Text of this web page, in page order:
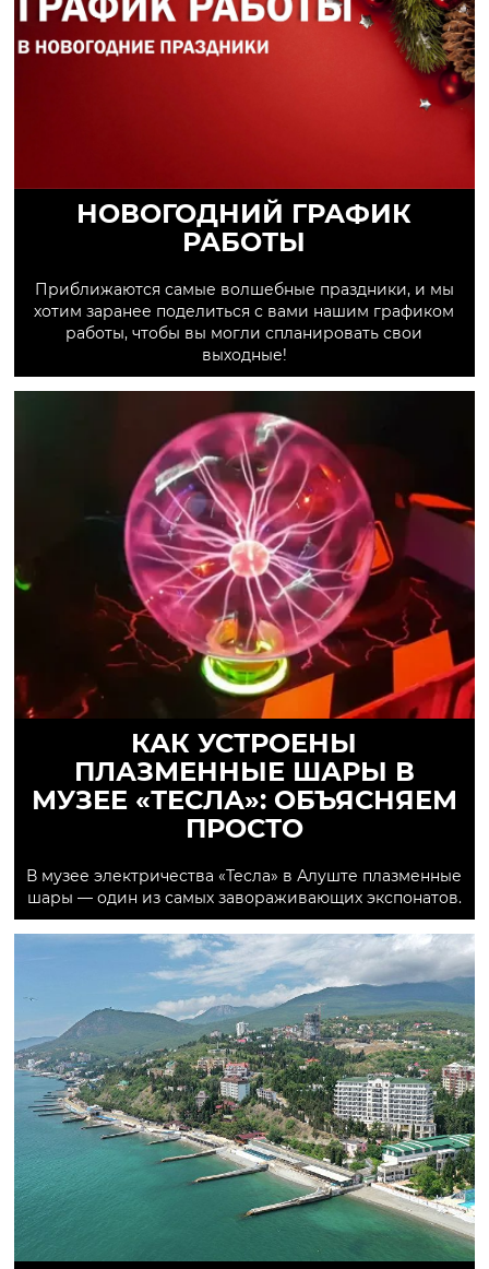
НОВОГОДНИЙ ГРАФИК
РАБОТЫ
Приближаются самые волшебные праздники, и мы
хотим заранее поделиться с вами нашим графиком
работы, чтобы вы могли спланировать свои
выходные!
КАК УСТРОЕНЫ
ПЛАЗМЕННЫЕ ШАРЫ В
МУЗЕЕ «ТЕСЛА»: ОБЪЯСНЯЕМ
ПРОСТО
В музее электричества «Тесла» в Алуште плазменные
шары — один из самых завораживающих экспонатов.